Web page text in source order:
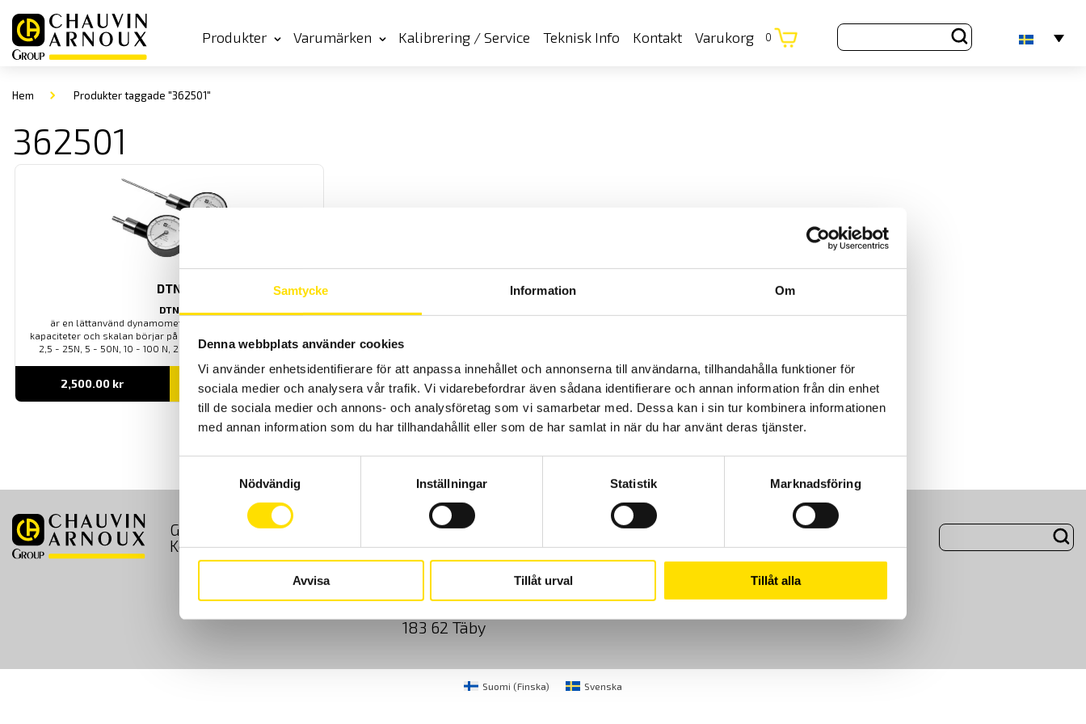
Samtycke Information Om
Denna webbplats använder cookies
Vi använder enhetsidentifierare för att anpassa innehållet och annonserna till användarna, tillhandahålla funktioner för
sociala medier och analysera vår trafik. Vi vidarebefordrar även sådana identifierare och annan information från din enhet
till de sociala medier och annons- och analysföretag som vi samarbetar med. Dessa kan i sin tur kombinera informationen
med annan information som du har tillhandahållit eller som de har samlat in när du har använt deras tjänster.
Nödvändig
Inställningar Statistik Marknadsföring
Avvisa Tillåt urval Tillåt alla
Produkter Varumärken Kalibrering / Service Teknisk Info Kontakt Varukorg 0
Hem Produkter taggade "362501"
362501
DTN
DTN
är en lättanvänd dynamometer som finns i 6 st olika
kapaciteter och skalan börjar på 10% av mätområdet [1 - 10N,
2,5 - 25N, 5 - 50N, 10 - 100 N, 20 - 200N samt 30 - 300N].
2,500.00 kr LÄS MER
GDPR Köpvillkor Cookies Kundundersökning
Om Oss
Kontakt
Sjöflygvägen 35
183 62 Täby
08-50 52 68 00
info@camatsystem.com
Suomi (Finska) Svenska